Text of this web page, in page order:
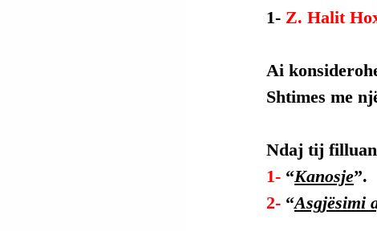
1- Z. Halit
Ai
Shtimes me
Ndaj tij filluan
1- “Kanosje”.
2- “Asgjësimi